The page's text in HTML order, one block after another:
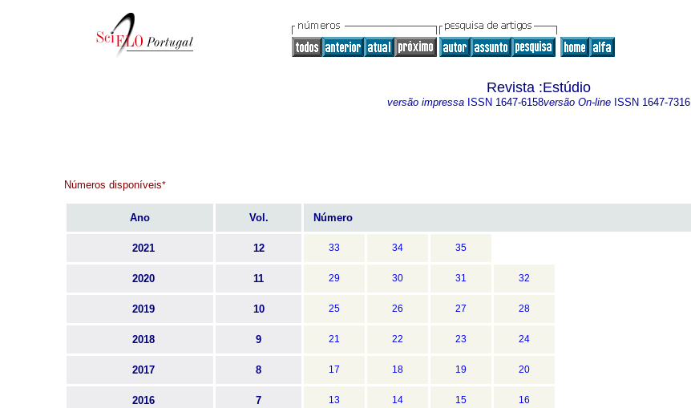
Revista :Estúdio
versão impressa ISSN 1647-6158versão On-line ISSN 1647-7316
Números disponíveis*
Ano Vol. Número
2021 12 33 34 35
2020 11 29 30 31 32
2019 10 25 26 27 28
2018 9 21 22 23 24
2017 8 17 18 19 20
2016 7 13 14 15 16